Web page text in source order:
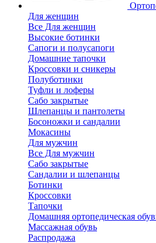
Для женщин
Все Для женщин
Высокие ботинки
Сапоги и полусапоги
Домашние тапочки
Кроссовки и сникеры
Полуботинки
Туфли и лоферы
Сабо закрытые
Шлепанцы и пантолеты
Босоножки и сандалии
Мокасины
Для мужчин
Все Для мужчин
Сабо закрытые
Сандалии и шлепанцы
Ботинки
Кроссовки
Тапочки
Домашняя ортопедическая
Массажная обувь
Распродажа